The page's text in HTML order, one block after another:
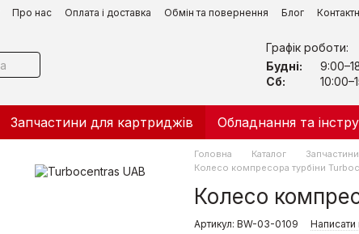
Про нас Оплата і доставка Обмін та повернення Блог
Графік роботи:
Будні:
Сб:
Запчастини для картриджів Обладнання та
Головна Каталог
Колесо компреcора турбіни
Колесо
Артикул: BW-03-0109 Написати